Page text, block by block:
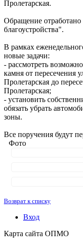
Пролетарская.
Обращение
благоустройства".
В рамках
новые задачи:
- рассмотреть
камня от пересечения
Пролетарская до
Пролетарская;
- установить
обязать убрать
Все поручения будут
Фото
Возврат к списку
Вход
Карта сайта ОПМО